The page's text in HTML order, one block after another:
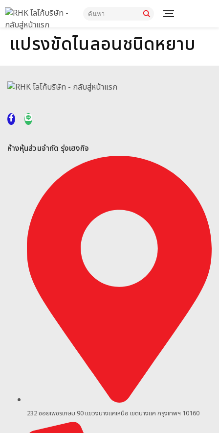
แปรงขัดไนลอนชนิดหยาบ
ห้างหุ้นส่วนจำกัด รุ่งเฮงกิจ
232 ซอยเพชรเกษม 90แขวงบางแคเหนือ เขตบางแค กรุงเทพฯ 10160